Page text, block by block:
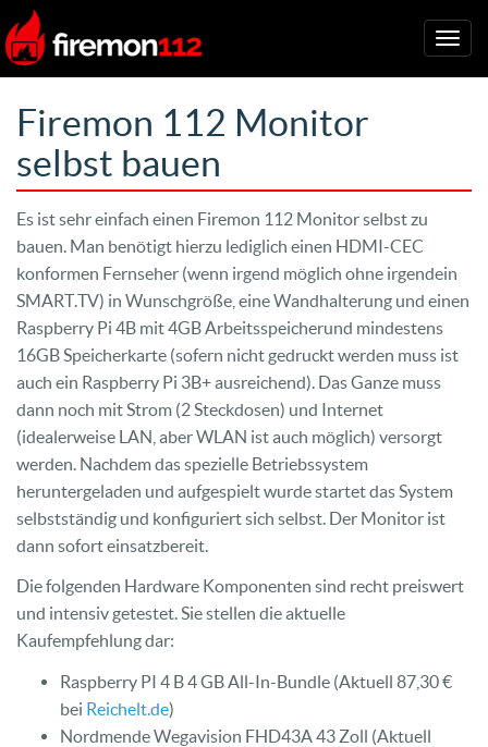
Firemon 112 Monitor
selbst bauen
Es ist sehr einfach einen Firemon 112 Monitor selbst zu
bauen. Man benötigt hierzu lediglich einen HDMI-CEC
konformen Fernseher (wenn irgend möglich ohne irgendein
SMART.TV) in Wunschgröße, eine Wandhalterung und einen
Raspberry Pi 4B mit 4GB Arbeitsspeicherund mindestens
16GB Speicherkarte (sofern nicht gedruckt werden muss ist
auch ein Raspberry Pi 3B+ ausreichend). Das Ganze muss
dann noch mit Strom (2 Steckdosen) und Internet
(idealerweise LAN, aber WLAN ist auch möglich) versorgt
werden. Nachdem das spezielle Betriebssystem
heruntergeladen und aufgespielt wurde startet das System
selbstständig und konfiguriert sich selbst. Der Monitor ist
dann sofort einsatzbereit.
Die folgenden Hardware Komponenten sind recht preiswert
und intensiv getestet. Sie stellen die aktuelle
Kaufempfehlung dar:
Raspberry PI 4 B 4 GB All-In-Bundle (Aktuell 87,30 €
bei Reichelt.de)
Nordmende Wegavision FHD43A 43 Zoll (Aktuell